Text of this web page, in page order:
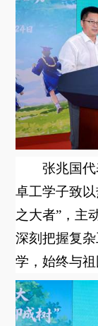
张兆国
卓工学子致
之大者” ，主
深刻把握复
学，始终与祖